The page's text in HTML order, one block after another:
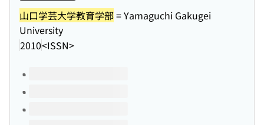
山口学芸大学教育学部= Yamaguchi Gakugei
University
2010<ISSN>
Volumes of this title